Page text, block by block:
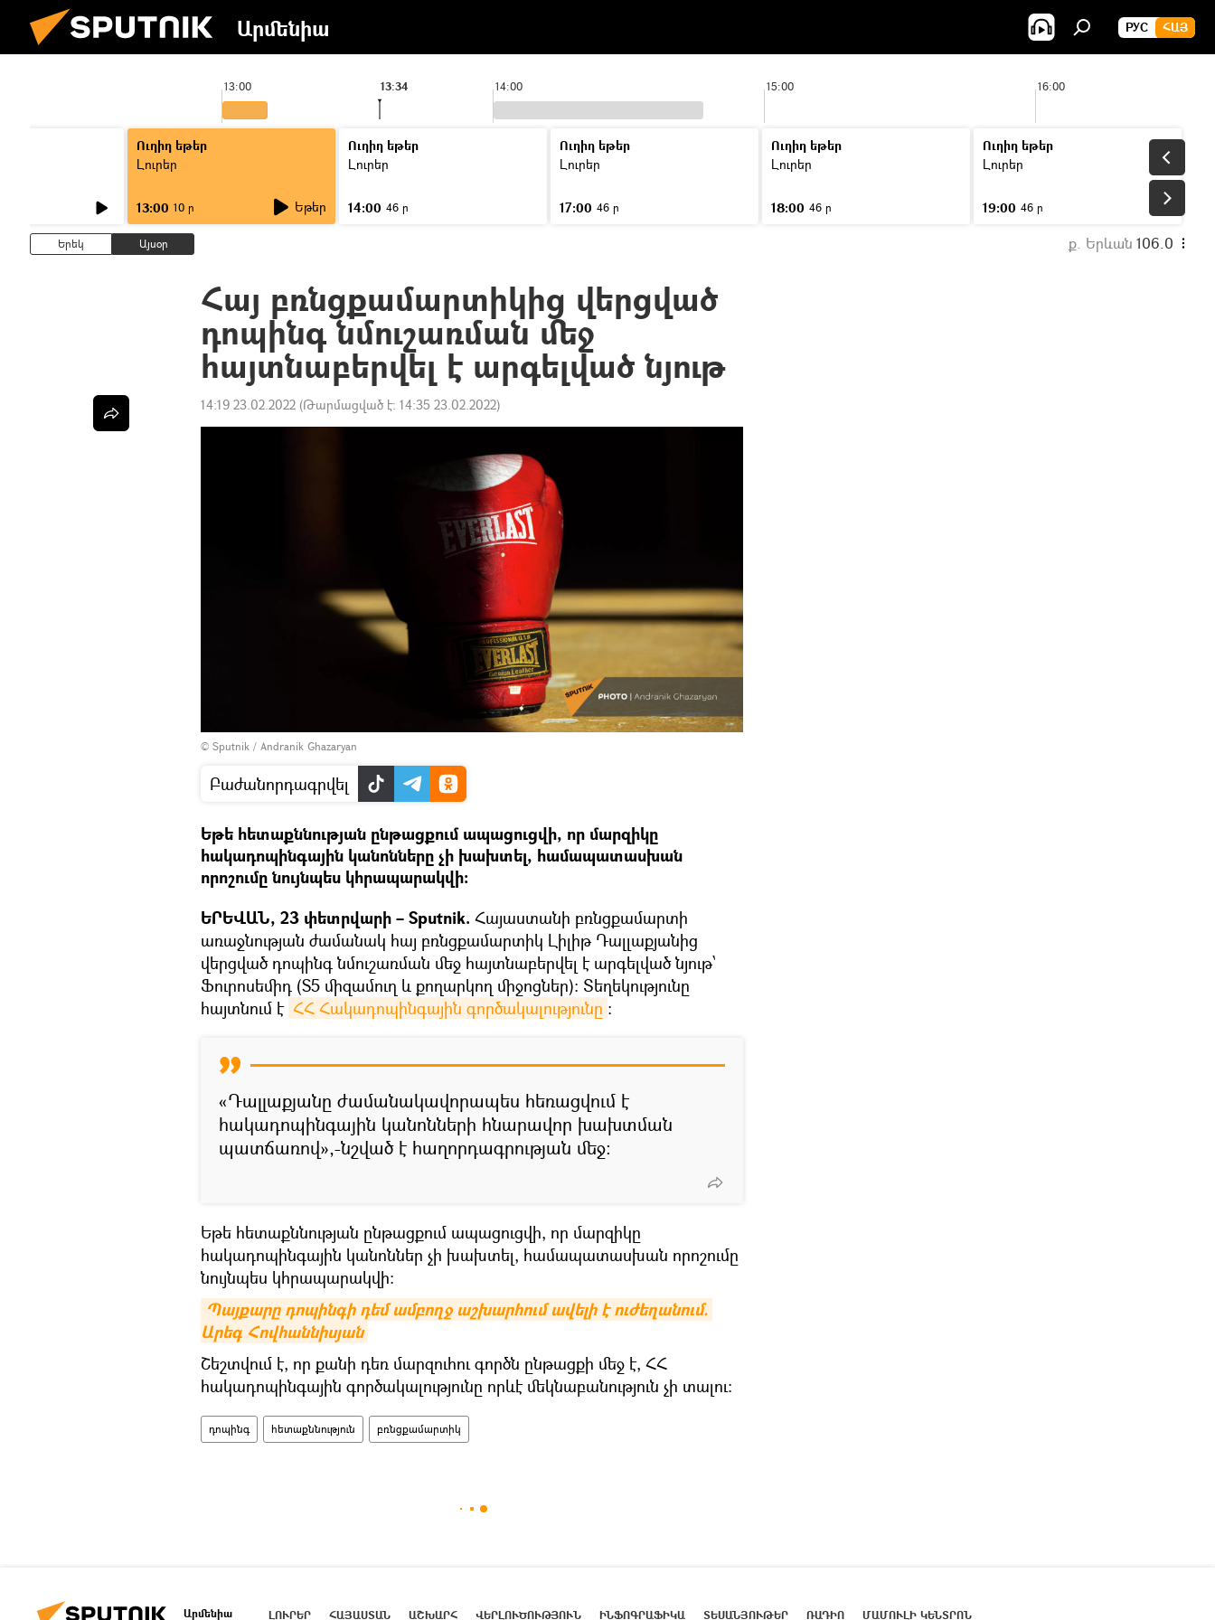
Արմենիա РУС ՀԱՅ
13:00 14:00 15:00 16:00
13:34
Ուղիղ եթեր
Լուրեր
13:00 10 ր Եթեր
Ուղիղ եթեր
Լուրեր
14:00 46 ր
Ուղիղ եթեր
Լուրեր
17:00 46 ր
Ուղիղ եթեր
Լուրեր
18:00 46 ր
Ուղիղ եթեր
Լուրեր
19:00 46 ր
Երեկ Այսօր ք. Երևան 106.0
Հայ բռնցքամարտիկից վերցված
դոպինգ նմուշառման մեջ
հայտնաբերվել է արգելված նյութ
14:19 23.02.2022 (Թարմացված է: 14:35 23.02.2022)
© Sputnik / Andranik Ghazaryan
Բաժանորդագրվել
Եթե հետաքննության ընթացքում ապացուցվի, որ մարզիկը
հակադոպինգային կանոնները չի խախտել, համապատասխան
որոշումը նույնպես կհրապարակվի։
ԵՐԵՎԱՆ, 23 փետրվարի – Sputnik. Հայաստանի բռնցքամարտի
առաջնության ժամանակ հայ բռնցքամարտիկ Լիլիթ Դալլաքյանից
վերցված դոպինգ նմուշառման մեջ հայտնաբերվել է արգելված նյութ՝
Ֆուրոսեմիդ (S5 միզամուղ և քողարկող միջոցներ): Տեղեկությունը
հայտնում է ՀՀ Հակադոպինգային գործակալությունը ։
«Դալլաքյանը ժամանակավորապես հեռացվում է
հակադոպինգային կանոնների հնարավոր խախտման
պատճառով»,-նշված է հաղորդագրության մեջ։
Եթե հետաքննության ընթացքում ապացուցվի, որ մարզիկը
հակադոպինգային կանոններ չի խախտել, համապատասխան որոշումը
նույնպես կհրապարակվի։
Պայքարը դոպինգի դեմ ամբողջ աշխարհում ավելի է ուժեղանում.
Արեգ Հովհաննիսյան
Շեշտվում է, որ քանի դեռ մարզուհու գործն ընթացքի մեջ է, ՀՀ
հակադոպինգային գործակալությունը որևէ մեկնաբանություն չի տալու:
դոպինգ հետաքննություն բռնցքամարտիկ
Արմենիա ԼՈՒՐԵՐ ՀԱՅԱՍՏԱՆ ԱՇԽԱՐՀ ՎԵՐԼՈՒԾՈՒԹՅՈՒՆ ԻՆՖՈԳՐԱՖԻԿԱ ՏԵՍԱՆՅՈՒԹԵՐ ՌԱԴԻՈ ՄԱՄՈՒԼԻ ԿԵՆՏՐՈՆ